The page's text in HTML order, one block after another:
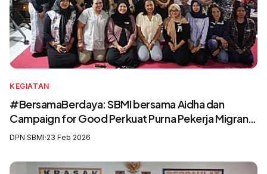
KEGIATAN
#BersamaBerdaya: SBMI bersama Aidha dan
Campaign for Good Perkuat Purna Pekerja Migran
sebagai Agen Perubahan dan Pelatih Migrasi Aman
DPN SBMI·23 Feb 2026